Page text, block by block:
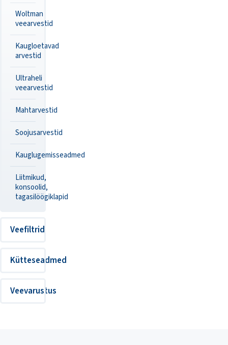
Woltman
veearvestid
Kaugloetavad
arvestid
Ultraheli
veearvestid
Mahtarvestid
Soojusarvestid
Kauglugemisseadmed
Liitmikud,
konsoolid,
tagasilöögiklapid
Veefiltrid
Kütteseadmed
Veevarustus